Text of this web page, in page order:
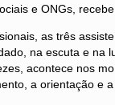
e ONGs,
as três
na escuta e na
acontece nos
a orientação e